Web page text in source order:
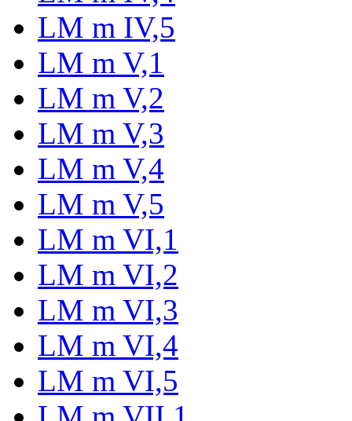
LM m IV,5
LM m V,1
LM m V,2
LM m V,3
LM m V,4
LM m V,5
LM m VI,1
LM m VI,2
LM m VI,3
LM m VI,4
LM m VI,5